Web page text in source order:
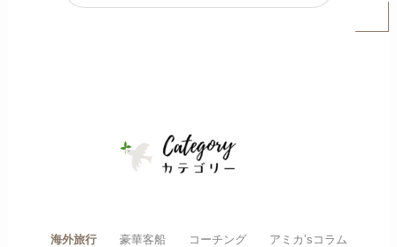
海外旅行 豪華客船 コーチング アミカ’sコラム